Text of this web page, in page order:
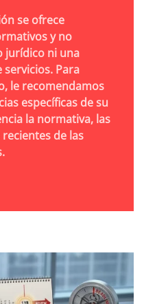
se ofrece
y no
jurídico ni una
Para
le recomendamos
específicas de su
la normativa, las
de las